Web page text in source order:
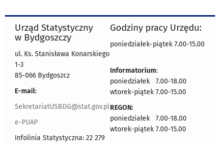
Urząd Statystyczny
w Bydgoszczy
ul. Ks. Stanisława Konarskiego
1-3
85-066 Bydgoszcz
E-mail:
SekretariatUSBDG@stat.gov.pl
e-PUAP
Infolinia Statystyczna: 22 279
Godziny pracy Urzędu:
poniedziałek-piątek 7.00-15.00
Informatorium:
poniedziałek 7.00-18.00
wtorek-piątek 7.00-15.00
REGON:
poniedziałek 7.00-18.00
wtorek-piątek 7.00-15.00